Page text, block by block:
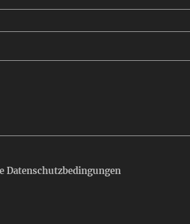
Datenschutzbedingungen